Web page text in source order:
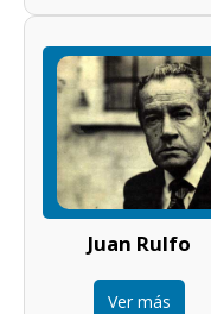
Juan Rulfo
Ver más